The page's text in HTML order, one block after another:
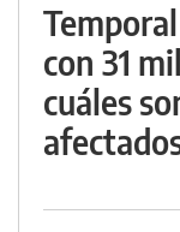
con 31
cuáles